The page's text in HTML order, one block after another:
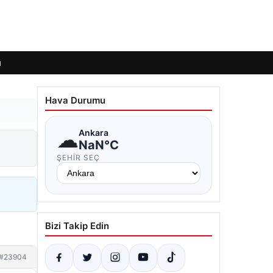
Hava Durumu
☁Ankara
NaN°C
ŞEHIR SEÇ
Bizi Takip Edin